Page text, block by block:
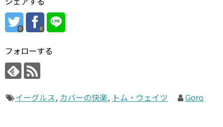
0 0
フォローする
イーグルス, カバーの快楽, トム・ウェイツ Goro